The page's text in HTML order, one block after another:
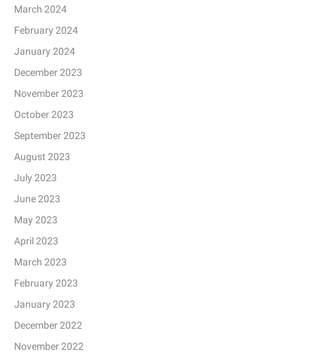
March 2024
February 2024
January 2024
December 2023
November 2023
October 2023
September 2023
August 2023
July 2023
June 2023
May 2023
April 2023
March 2023
February 2023
January 2023
December 2022
November 2022